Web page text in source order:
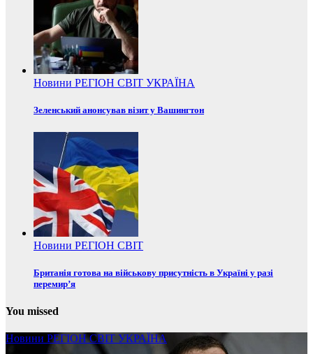
Новини РЕГІОН СВІТ УКРАЇНА
Зеленський анонсував візит у Вашингтон
Новини РЕГІОН СВІТ
Британія готова на військову присутність в Україні у разі
перемир’я
You missed
Новини РЕГІОНСВІТ УКРАЇНА